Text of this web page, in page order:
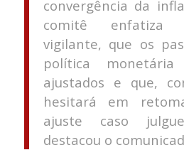
convergência da
comitê enfatiza
vigilante, que os
política
ajustados e que,
hesitará em
ajuste caso
destacou o